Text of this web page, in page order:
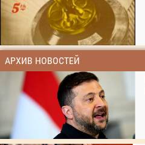
АРХИВ НОВОСТЕЙ